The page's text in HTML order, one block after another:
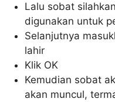
Lalu sobat
digunakan untuk
Selanjutnya
lahir
Klik OK
Kemudian sobat
akan muncul,